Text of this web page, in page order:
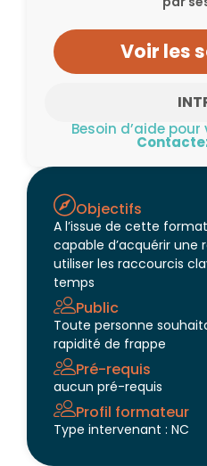
Objectifs
A l’issue de cette
capable d’acquérir une
utiliser les raccourcis
temps
Public
Toute personne
rapidité de frappe
Pré-requis
aucun pré-requis
Profil formateur
Type intervenant : NC
Voir les
Besoin d’aide